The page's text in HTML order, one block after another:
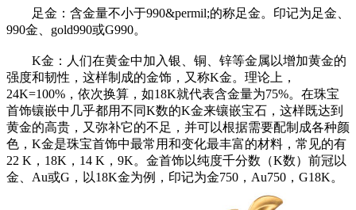
足金：含金量不小于990&permil;的称足金。印记为足金、
990金、gold990或G990。
K金：人们在黄金中加入银、铜、锌等金属以增加黄金的
强度和韧性，这样制成的金饰，又称K金。理论上，
24K=100%，依次换算，如18K就代表含金量为75%。在珠宝
首饰镶嵌中几乎都用不同K数的K金来镶嵌宝石，这样既达到
黄金的高贵，又弥补它的不足，并可以根据需要配制成各种颜
色，K金是珠宝首饰中最常用和变化最丰富的材料，常见的有
22 K，18K，14 K，9K。金首饰以纯度千分数（K数）前冠以
金、Au或G，以18K金为例，印记为金750，Au750，G18K。